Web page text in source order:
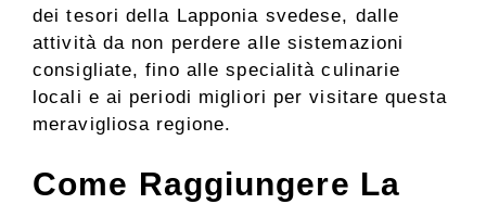
dei tesori della Lapponia svedese, dalle
attività da non perdere alle sistemazioni
consigliate, fino alle specialità culinarie
locali e ai periodi migliori per visitare questa
meravigliosa regione.
Come Raggiungere La